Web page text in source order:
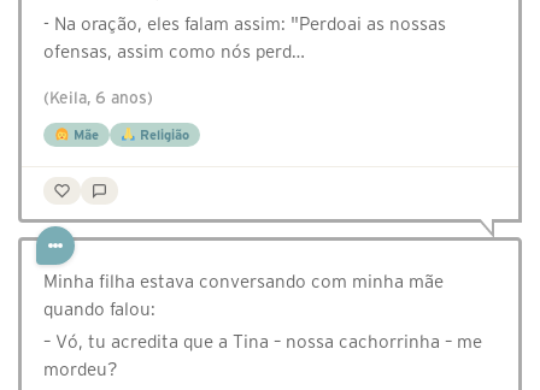
- Na oração, eles falam assim: "Perdoai as nossas
ofensas, assim como nós perd…
(Keila, 6 anos)
Mãe Religião
Minha filha estava conversando com minha mãe
quando falou:
– Vó, tu acredita que a Tina – nossa cachorrinha – me
mordeu?